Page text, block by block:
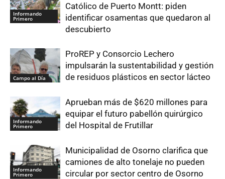
Informando
Primero
Católico de Puerto Montt: piden
identificar osamentas que quedaron al
descubierto
Campo al Día
ProREP y Consorcio Lechero
impulsarán la sustentabilidad y gestión
de residuos plásticos en sector lácteo
Informando
Primero
Aprueban más de $620 millones para
equipar el futuro pabellón quirúrgico
del Hospital de Frutillar
Informando
Primero
Municipalidad de Osorno clarifica que
camiones de alto tonelaje no pueden
circular por sector centro de Osorno